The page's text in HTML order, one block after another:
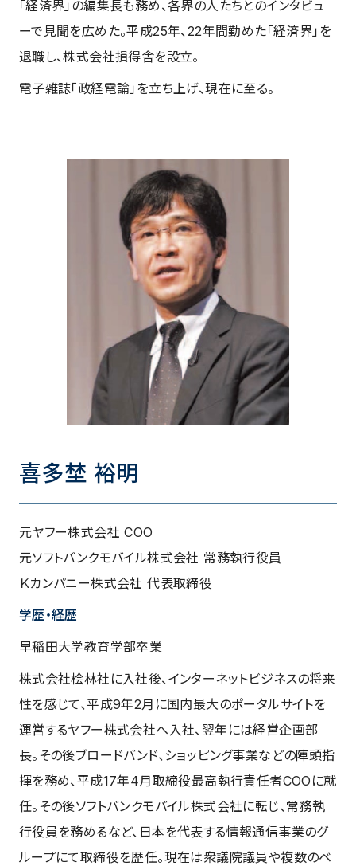
「経済界」の編集長も務め、各界の人たちとのインタビュ
ーで見聞を広めた。平成25年、22年間勤めた「経済界」を
退職し、株式会社損得舎を設立。
電子雑誌「政経電論」を立ち上げ、現在に至る。
喜多埜 裕明
元ヤフー株式会社 COO
元ソフトバンクモバイル株式会社 常務執行役員
Ｋカンパニー株式会社 代表取締役
学歴・経歴
早稲田大学教育学部卒業
株式会社桧林社に入社後、インターネットビジネスの将来
性を感じて、平成9年2月に国内最大のポータルサイトを
運営するヤフー株式会社へ入社、翌年には経営企画部
長。その後ブロードバンド、ショッピング事業などの陣頭指
揮を務め、平成17年4月取締役最高執行責任者COOに就
任。その後ソフトバンクモバイル株式会社に転じ、常務執
行役員を務めるなど、日本を代表する情報通信事業のグ
ループにて取締役を歴任。現在は衆議院議員や複数のベ